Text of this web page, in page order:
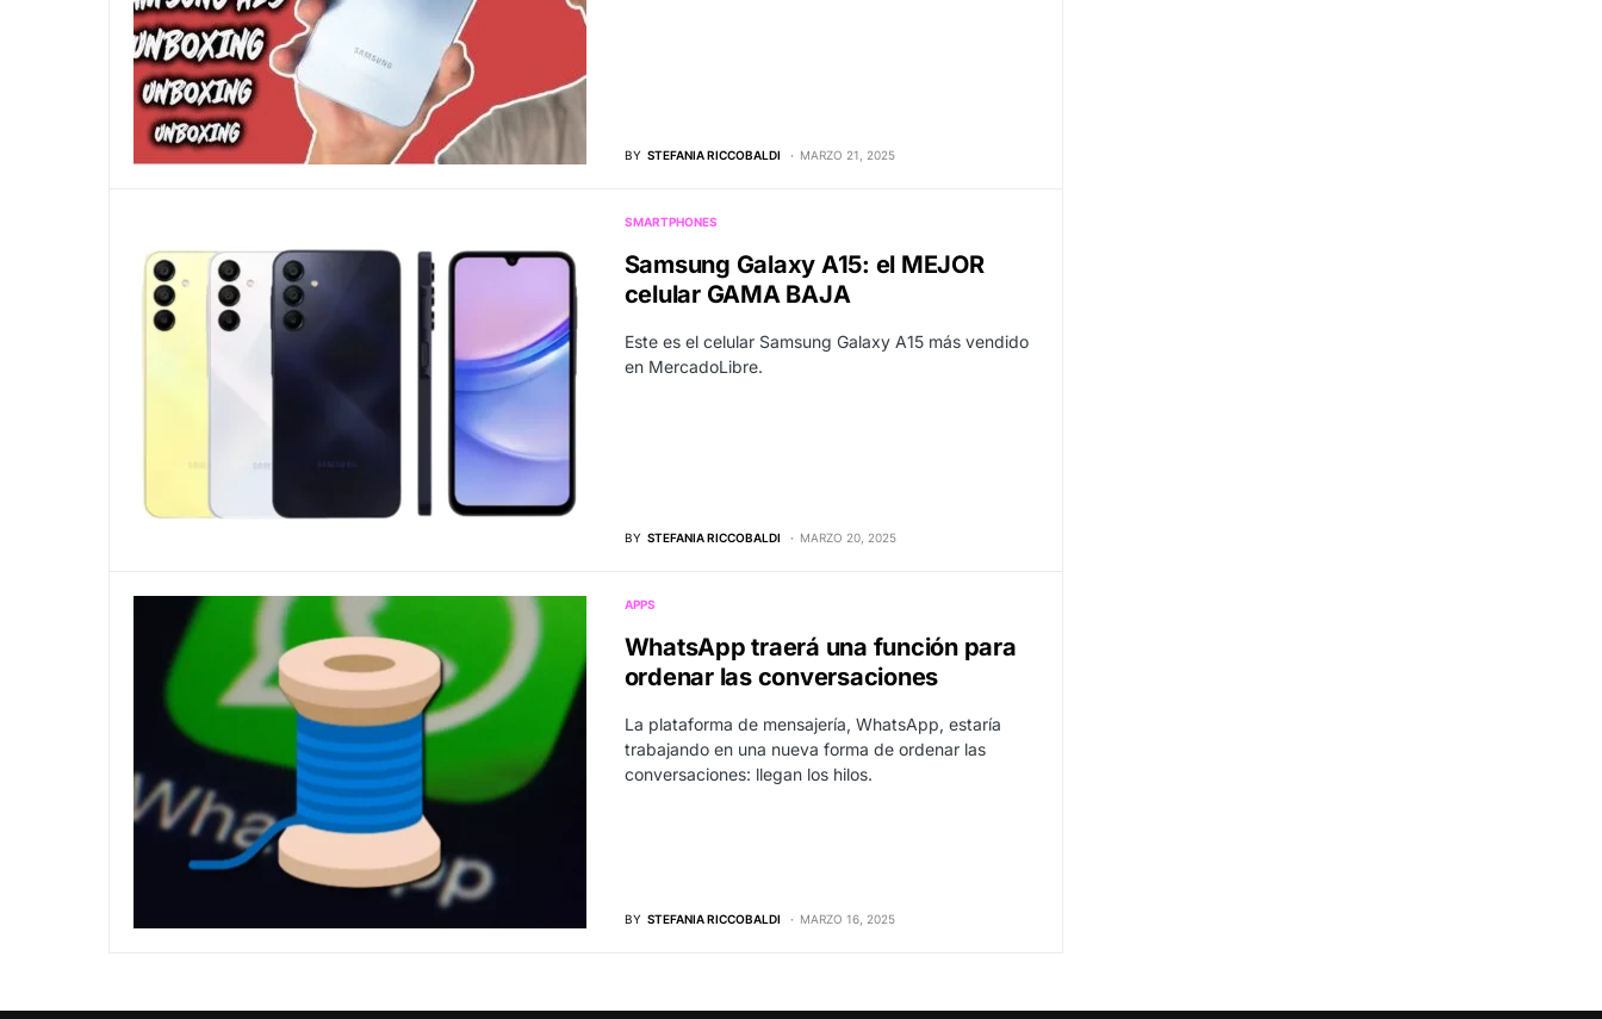
BY STEFANIA RICCOBALDI MARZO 21, 2025
SMARTPHONES
Samsung Galaxy A15: el MEJOR
celular GAMA BAJA
Este es el celular Samsung Galaxy A15 más vendido
en MercadoLibre.
BY STEFANIA RICCOBALDI MARZO 20, 2025
APPS
WhatsApp traerá una función para
ordenar las conversaciones
La plataforma de mensajería, WhatsApp, estaría
trabajando en una nueva forma de ordenar las
conversaciones: llegan los hilos.
BY STEFANIA RICCOBALDI MARZO 16, 2025